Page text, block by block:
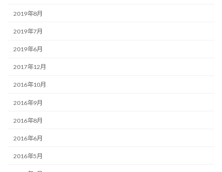
2019年8月
2019年7月
2019年6月
2017年12月
2016年10月
2016年9月
2016年8月
2016年6月
2016年5月